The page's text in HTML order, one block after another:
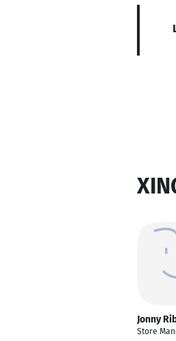
Jonny
Store